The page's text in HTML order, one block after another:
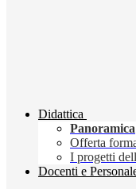
Didattica
Panoramica
Offerta
I progetti
Docenti e